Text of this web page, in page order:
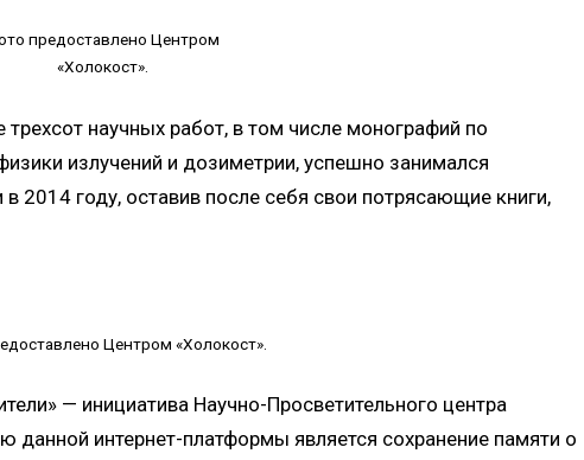
предоставлено Центром
«Холокост».
научных работ, в том числе монографий по
излучений и дозиметрии, успешно занимался
2014 году, оставив после себя свои потрясающие книги,
Центром «Холокост».
— инициатива Научно-Просветительного центра
данной интернет-платформы является сохранение памяти о